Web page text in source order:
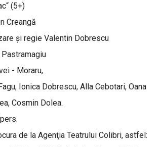
(5+)
Creangă
și regie Valentin Dobrescu
- Moraru,
Ionica Dobrescu, Alla Cebotari, Oana
Cosmin Dolea.
de la Agenţia Teatrului Colibri, astfel: